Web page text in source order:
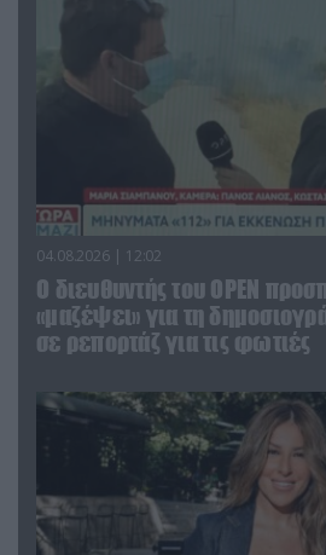
04.08.2026 | 12:02
O διευθυντής του OPEN
«μαζέψει» για τη
σε ρεπορτάζ για τις φωτιές